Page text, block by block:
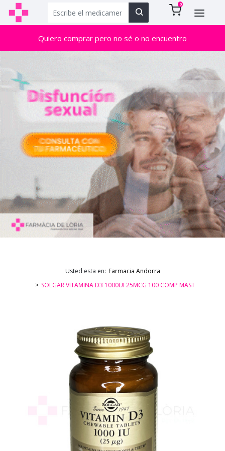
0
Quiero comprar pero no sé o no encuentro
Usted esta en: Farmacia Andorra
SOLGAR VITAMINA D3 1000UI 25MCG 100 COMP MAST